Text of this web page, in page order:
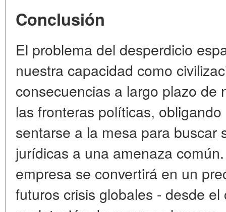
Conclusión
El problema del desperdicio
nuestra capacidad como
consecuencias a largo plazo de
las fronteras políticas,
sentarse a la mesa para buscar
jurídicas a una amenaza
empresa se convertirá en un
futuros crisis globales - desde